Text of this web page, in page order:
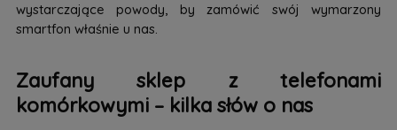
wystarczające powody, by zamówić swój wymarzony
smartfon właśnie u nas.
Zaufany sklep z telefonami
komórkowymi – kilka słów o nas